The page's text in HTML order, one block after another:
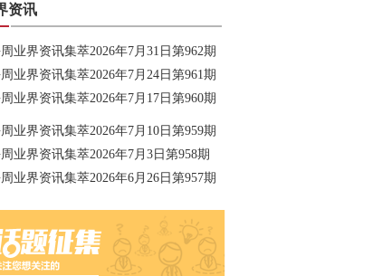
资讯
业界资讯集萃2026年7月31日第962期
业界资讯集萃2026年7月24日第961期
业界资讯集萃2026年7月17日第960期
业界资讯集萃2026年7月10日第959期
业界资讯集萃2026年7月3日第958期
业界资讯集萃2026年6月26日第957期